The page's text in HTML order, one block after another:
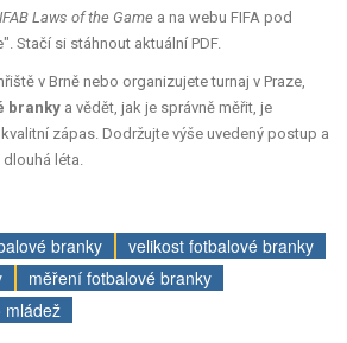
IFAB Laws of the Game a na webu FIFA pod
Stačí si stáhnout aktuální PDF.
v Brně nebo organizujete turnaj v Praze,
branky a vědět, jak je správně měřit, je
zápas. Dodržujte výše uvedený postup a
léta.
branky
velikost fotbalové branky
měření fotbalové branky
mládež